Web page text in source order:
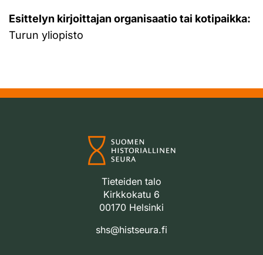
Esittelyn kirjoittajan organisaatio tai kotipaikka:
Turun yliopisto
Tieteiden talo
Kirkkokatu 6
00170 Helsinki
shs@histseura.fi